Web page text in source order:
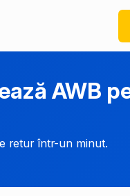
AWB
retur într-un minut.